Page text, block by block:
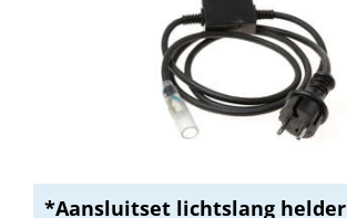
*Aansluitset lichtslang helder